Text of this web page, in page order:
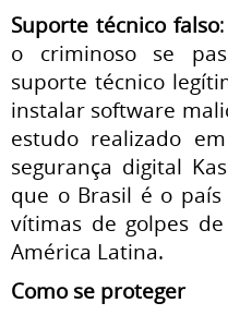
Suporte técnico falso
o criminoso se
suporte técnico
instalar software
estudo realizado
segurança digital
que o Brasil é o
vítimas de golpes
América Latina.
Como se proteger